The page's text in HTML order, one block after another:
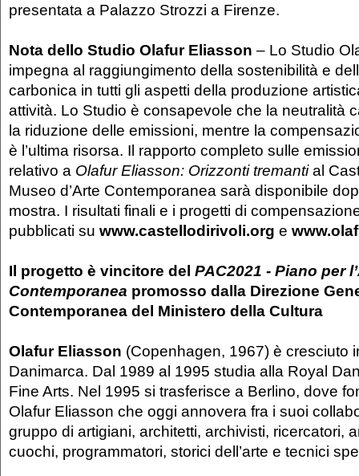
presentata a Palazzo Strozzi a Firenze.
Nota dello Studio Olafur Eliasson – Lo Studio
impegna al raggiungimento della sostenibilità e
carbonica in tutti gli aspetti della produzione
attività. Lo Studio è consapevole che la neutralità
la riduzione delle emissioni, mentre la
è l’ultima risorsa. Il rapporto completo sulle
relativo a Olafur Eliasson: Orizzonti tremantial
Museo d’Arte Contemporanea sarà disponibile
mostra. I risultati finali e i progetti di
pubblicati su www.castellodirivoli.org e
Il progetto è vincitore del PAC2021 - Piano per
Contemporanea promosso dalla Direzione
Contemporanea del Ministero della Cultura
Olafur Eliasson (Copenhagen, 1967) è cresciuto
Danimarca. Dal 1989 al 1995 studia alla Royal
Fine Arts. Nel 1995 si trasferisce a Berlino, dove
Olafur Eliasson che oggi annovera fra i suoi
gruppo di artigiani, architetti, archivisti, ricercatori,
cuochi, programmatori, storici dell’arte e tecnici